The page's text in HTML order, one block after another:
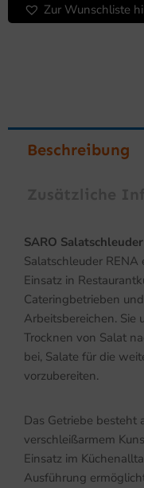
Zur Wunschliste
Beschreibung
SARO
Salatschleuder
Einsatz in
Cateringbetrieben
Arbeitsbereichen. Sie
Trocknen von Salat
bei, Salate für die
vorzubereiten.
Das Getriebe besteht
verschleißarmem
Einsatz im
Ausführung